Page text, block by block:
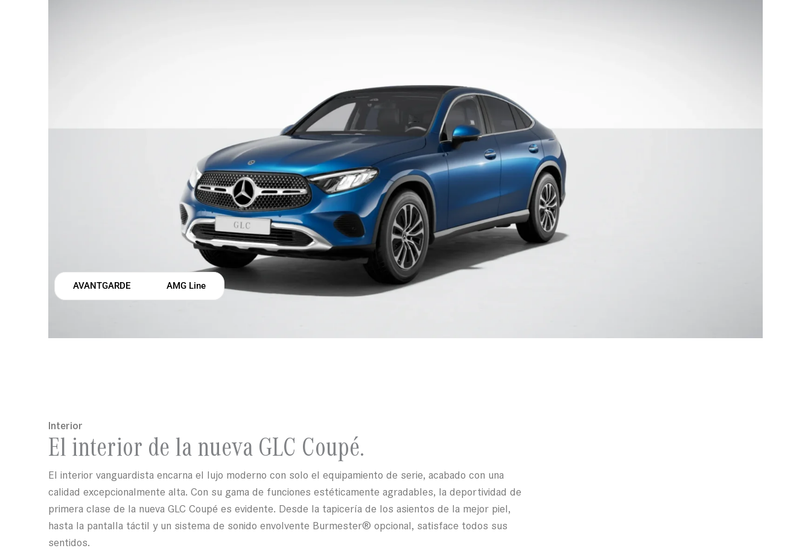
AVANTGARDE AMG Line
Interior
El interior de la nueva GLC Coupé.
El interior vanguardista encarna el lujo moderno con solo el equipamiento de serie, acabado con una
calidad excepcionalmente alta. Con su gama de funciones estéticamente agradables, la deportividad de
primera clase de la nueva GLC Coupé es evidente. Desde la tapicería de los asientos de la mejor piel,
hasta la pantalla táctil y un sistema de sonido envolvente Burmester® opcional, satisface todos sus
sentidos.